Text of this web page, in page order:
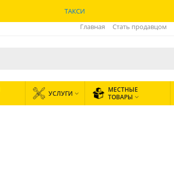
ТАКСИ
Главная Стать продавцом
УСЛУГИ 
МЕСТНЫЕ
ТОВАРЫ 